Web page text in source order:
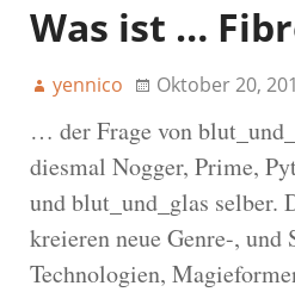
Was ist …
yennico Oktober 20,
… der Frage von
diesmal Nogger, Prime,
und blut_und_glas selber.
kreieren neue Genre-, und
Technologien,